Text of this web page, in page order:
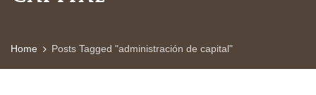
Home Posts Tagged "administración de capital"